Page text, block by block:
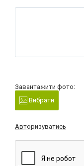
Завантажити фото:
Вибрати
Авторизуватись